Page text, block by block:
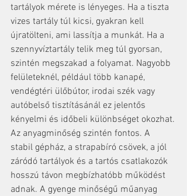
tartályok mérete is lényeges. Ha a tiszta
vizes tartály túl kicsi, gyakran kell
újratölteni, ami lassítja a munkát. Ha a
szennyvíztartály telik meg túl gyorsan,
szintén megszakad a folyamat. Nagyobb
felületeknél, például több kanapé,
vendégtéri ülőbútor, irodai szék vagy
autóbelső tisztításánál ez jelentős
kényelmi és időbeli különbséget okozhat.
Az anyagminőség szintén fontos. A
stabil gépház, a strapabíró csövek, a jól
záródó tartályok és a tartós csatlakozók
hosszú távon megbízhatóbb működést
adnak. A gyenge minőségű műanyag